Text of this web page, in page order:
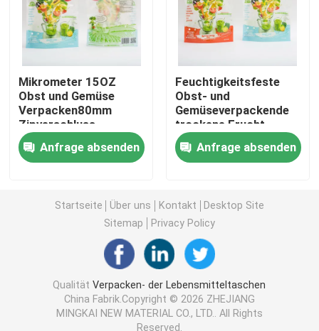
Kaffee-Verpackentaschen
Verpackentasche der Nahrung für Haustiere
Stehen Sie oben Beutel
Nahrungsmittelverpackungsfolie
Thermoforming-Film
Plastikverpackungsfolie
Mikrometer 15OZ
Obst und Gemüse
Verpacken80mm
Zipverschluss-
Stellungs-Beutel
Anfrage absenden
Feuchtigkeitsfeste
Obst- und
Gemüseverpackende
trockene Frucht-
Kunststoffgehäuse-
Tasche mit
Reißverschluss
Anfrage absenden
Startseite Über uns Kontakt
Desktop Site
Sitemap
Privacy Policy
QualitätVerpacken- der Lebensmitteltaschen
China Fabrik.Copyright © 2026 ZHEJIANG
MINGKAI NEW MATERIAL CO., LTD.. All Rights
Reserved.